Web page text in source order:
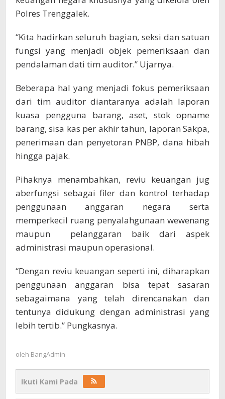
Polres Trenggalek.
“Kita hadirkan seluruh bagian, seksi dan satuan
fungsi yang menjadi objek pemeriksaan dan
pendalaman dati tim auditor.” Ujarnya.
Beberapa hal yang menjadi fokus pemeriksaan
dari tim auditor diantaranya adalah laporan
kuasa pengguna barang, aset, stok opname
barang, sisa kas per akhir tahun, laporan Sakpa,
penerimaan dan penyetoran PNBP, dana hibah
hingga pajak.
Pihaknya menambahkan, reviu keuangan jug
aberfungsi sebagai filer dan kontrol terhadap
penggunaan anggaran negara serta
memperkecil ruang penyalahgunaan wewenang
maupun pelanggaran baik dari aspek
administrasi maupun operasional.
“Dengan reviu keuangan seperti ini, diharapkan
penggunaan anggaran bisa tepat sasaran
sebagaimana yang telah direncanakan dan
tentunya didukung dengan administrasi yang
lebih tertib.” Pungkasnya.
oleh BangAdmin
Ikuti Kami Pada